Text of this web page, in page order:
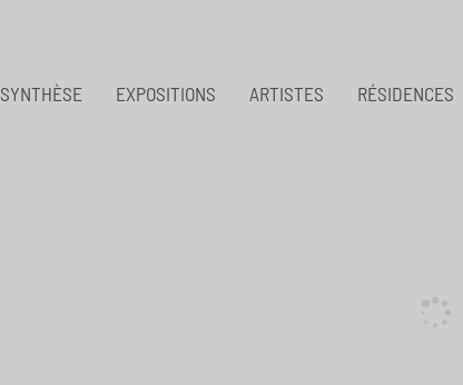
SYNTHÈSE EXPOSITIONS ARTISTES RÉSIDENCES